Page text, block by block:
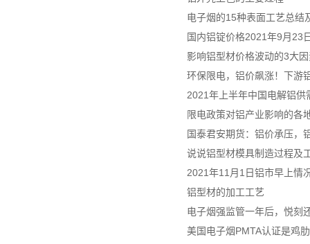
电子烟的15种表面工艺总结
国内铝锭价格2021年9月23
影响铝型材价格波动的3大
环保限电，铝价飙涨！下游
2021年上半年中国电解铝供
限电政策对铝产业影响的各
国泰君安期货：铝价承压，
说说铝型材模具制造过程及
2021年11月1日铝市早上情
铝型材的加工工艺
电子烟强监管一年后，悦刻
美国电子烟PMTA认证是鸡